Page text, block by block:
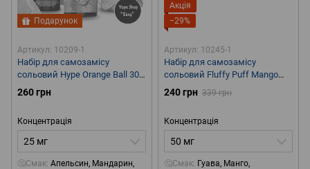
Подарунок
Артикул: 10209-1
Набір для самозамісу
сольовий Hype Orange Ball 30
ml 25 mg
260 грн
Концентрація
25 мг
🤔Смак Апельсин, Мандарин,
Акція
−29%
Артикул: 10245-1
Набір для самозамісу
сольовий Fluffy Puff Mango
Tango Ice 30 ml 50 mg
240 грн 339 грн
Концентрація
50 мг
🤔Смак Гуава, Манго,